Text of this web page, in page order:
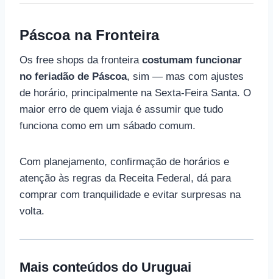
Páscoa na Fronteira
Os free shops da fronteira costumam funcionar
no feriadão de Páscoa, sim — mas com ajustes
de horário, principalmente na Sexta-Feira Santa. O
maior erro de quem viaja é assumir que tudo
funciona como em um sábado comum.
Com planejamento, confirmação de horários e
atenção às regras da Receita Federal, dá para
comprar com tranquilidade e evitar surpresas na
volta.
Mais conteúdos do Uruguai